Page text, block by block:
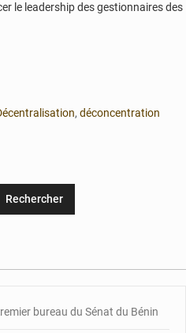
le leadership des gestionnaires des
, déconcentration
bureau du Sénat du Bénin